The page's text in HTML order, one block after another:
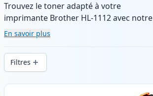
Trouvez le toner adapté à votre
imprimante Brother HL-1112 avec notre
gamme de cartouches compatibles et
haute capacité. Profitez d’une qualité
d’impression constante et d’une livraison
rapide depuis un stock local en .
En savoir plus
Filtres
Produits